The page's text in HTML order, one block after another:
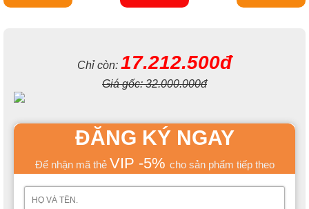
Chỉ còn: 17.212.500đ
Giá gốc:32.000.000đ
ĐĂNG KÝ NGAY
Để nhận mã thẻ VIP -5% cho sản phẩm tiếp theo